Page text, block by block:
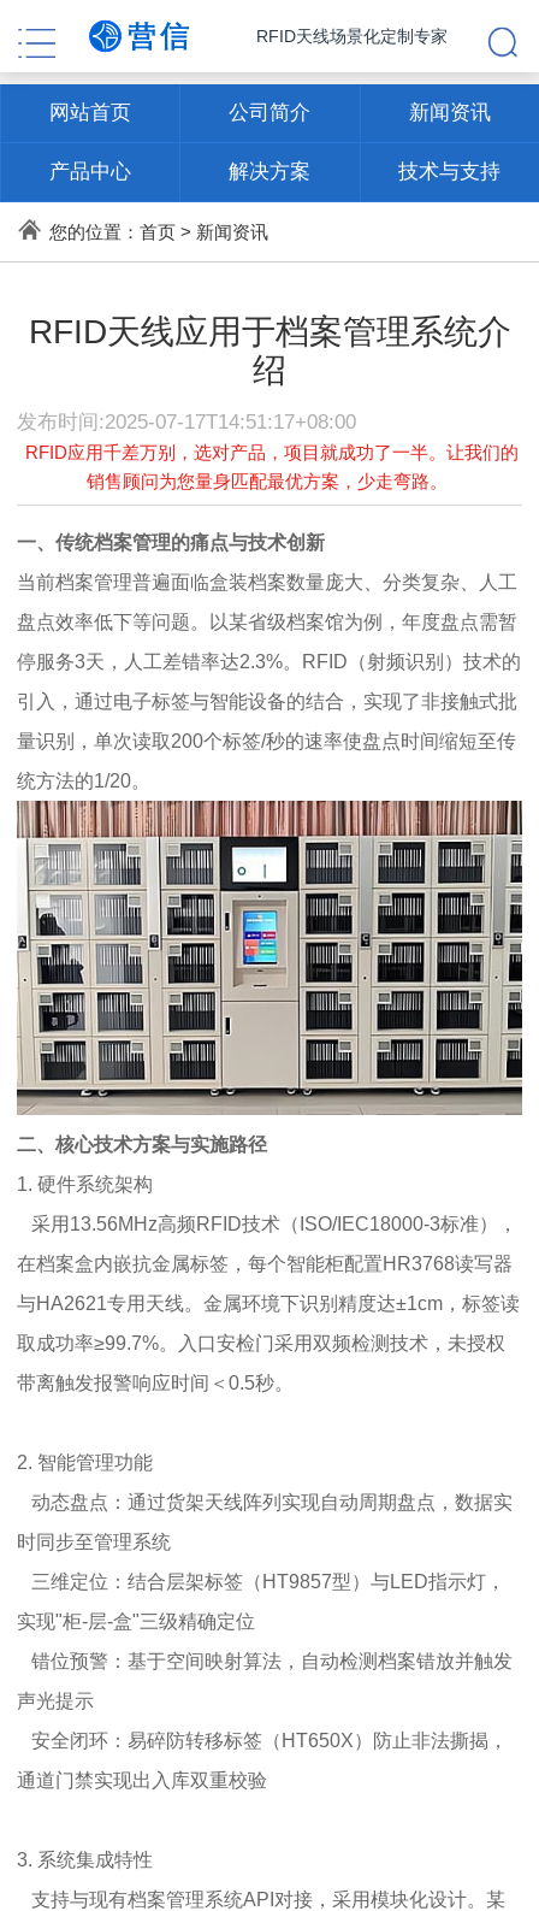
RFID天线场景化定制专家
网站首页 公司简介 新闻资讯
产品中心 解决方案 技术与支持
联系方式
您的位置： 首页> 新闻资讯
RFID天线应用于档案管理系统介
绍
发布时间:2025-07-17T14:51:17+08:00
RFID应用千差万别，选对产品，项目就成功了一半。让我们的
销售顾问为您量身匹配最优方案，少走弯路。
一、传统档案管理的痛点与技术创新
当前档案管理普遍面临盒装档案数量庞大、分类复杂、人工
盘点效率低下等问题。以某省级档案馆为例，年度盘点需暂
停服务3天，人工差错率达2.3%。RFID（射频识别）技术的
引入，通过电子标签与智能设备的结合，实现了非接触式批
量识别，单次读取200个标签/秒的速率使盘点时间缩短至传
统方法的1/20。
二、核心技术方案与实施路径
1. 硬件系统架构
采用13.56MHz高频RFID技术（ISO/IEC18000-3标准），
在档案盒内嵌抗金属标签，每个智能柜配置HR3768读写器
与HA2621专用天线。金属环境下识别精度达±1cm，标签读
取成功率≥99.7%。入口安检门采用双频检测技术，未授权
带离触发报警响应时间＜0.5秒。
2. 智能管理功能
动态盘点：通过货架天线阵列实现自动周期盘点，数据实
时同步至管理系统
三维定位：结合层架标签（HT9857型）与LED指示灯，
实现"柜-层-盒"三级精确定位
错位预警：基于空间映射算法，自动检测档案错放并触发
声光提示
安全闭环：易碎防转移标签（HT650X）防止非法撕揭，
通道门禁实现出入库双重校验
3. 系统集成特性
支持与现有档案管理系统API对接，采用模块化设计。某